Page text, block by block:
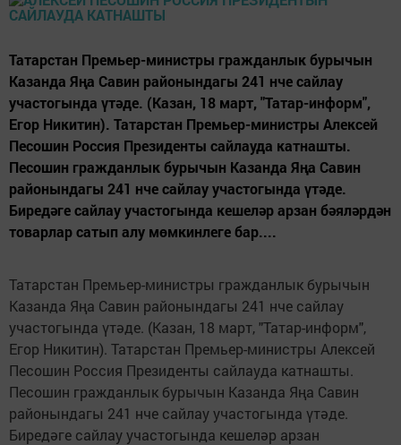
Татарстан Премьер-министры гражданлык бурычын
Казанда Яңа Савин районындагы 241 нче сайлау
участогында үтәде. (Казан, 18 март, "Татар-информ",
Егор Никитин). Татарстан Премьер-министры Алексей
Песошин Россия Президенты сайлауда катнашты.
Песошин гражданлык бурычын Казанда Яңа Савин
районындагы 241 нче сайлау участогында үтәде.
Биредәге сайлау участогында кешеләр арзан бәяләрдән
товарлар сатып алу мөмкинлеге бар....
Татарстан Премьер-министры гражданлык бурычын
Казанда Яңа Савин районындагы 241 нче сайлау
участогында үтәде. (Казан, 18 март, "Татар-информ",
Егор Никитин). Татарстан Премьер-министры Алексей
Песошин Россия Президенты сайлауда катнашты.
Песошин гражданлык бурычын Казанда Яңа Савин
районындагы 241 нче сайлау участогында үтәде.
Биредәге сайлау участогында кешеләр арзан